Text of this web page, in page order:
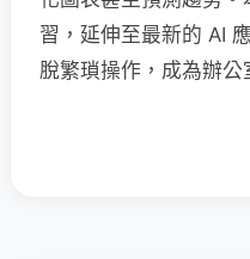
習，延伸至最新的 AI
脫繁瑣操作，成為辦公